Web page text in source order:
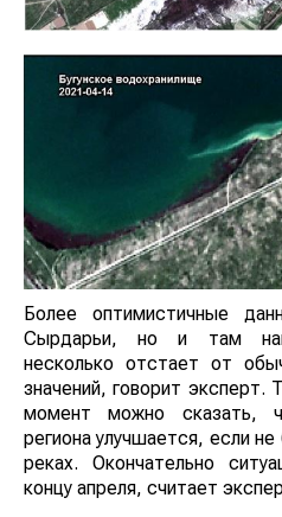
Более оптимистичные
Сырдарьи, но и там
несколько отстает от
значений, говорит
момент можно сказать,
региона улучшается, если
реках. Окончательно
концу апреля, считает